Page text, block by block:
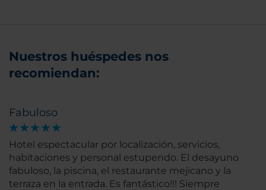
Nuestros huéspedes nos
recomiendan:
Fabuloso
Hotel espectacular por localización, servicios,
habitaciones y personal estupendo. El desayuno
fabuloso, la piscina, el restaurante mejicano y la
terraza en la entrada. Es fantástico!!! Siempre